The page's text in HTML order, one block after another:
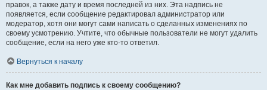
правок, а также дату и время последней из них. Эта надпись не
появляется, если сообщение редактировал администратор или
модератор, хотя они могут сами написать о сделанных изменениях по
своему усмотрению. Учтите, что обычные пользователи не могут удалить
сообщение, если на него уже кто-то ответил.
Вернуться к началу
Как мне добавить подпись к своему сообщению?